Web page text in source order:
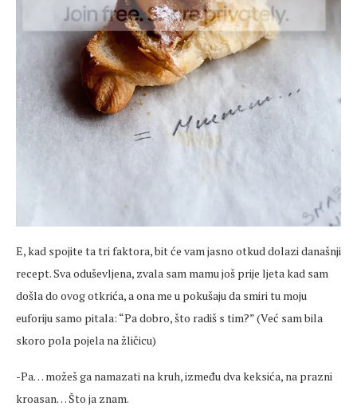
E, kad spojite ta tri faktora, bit će vam jasno otkud dolazi današnji
recept. Sva oduševljena, zvala sam mamu još prije ljeta kad sam
došla do ovog otkrića, a ona me u pokušaju da smiri tu moju
euforiju samo pitala: “Pa dobro, što radiš s tim?” (Već sam bila
skoro pola pojela na žličicu)
-Pa… možeš ga namazati na kruh, između dva keksića, na prazni
kroasan… Što ja znam.